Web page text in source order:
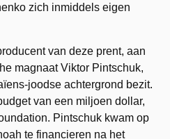
zich inmiddels eigen
van deze prent, aan
magnaat Viktor Pintschuk,
joodse achtergrond bezit.
van een miljoen dollar,
Pintschuk kwam op
te financieren na het